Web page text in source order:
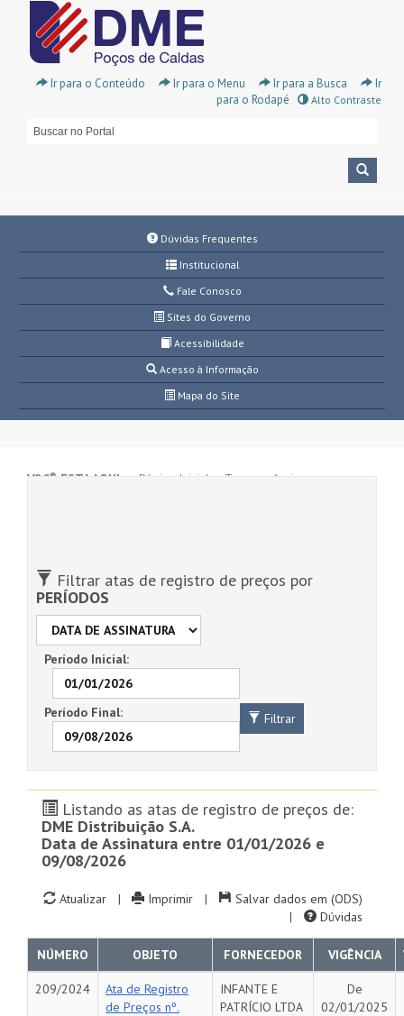
Ir para o Conteúdo Ir para o Menu Ir para a Busca
Ir
para o Rodapé
Alto Contraste
Dúvidas Frequentes
Institucional
Fale Conosco
Sites do Governo
Acessibilidade
Acesso à Informação
Mapa do Site
VOCÊ ESTA AQUI > Página Inicial Transparência
Filtrar atas de registro de preços por
PERÍODOS
Período Inicial:
Período Final: Filtrar
Listando as atas de registro de preços de:
DME Distribuição S.A.
Data de Assinatura entre 01/01/2026 e
09/08/2026
Atualizar | Imprimir |
Salvar dados em (ODS)
|
Dúvidas
NÚMERO OBJETO FORNECEDOR VIGÊNCIA
209/2024
Ata de Registro
de Preços nº.
INFANTE E
PATRÍCIO LTDA
De
02/01/2025